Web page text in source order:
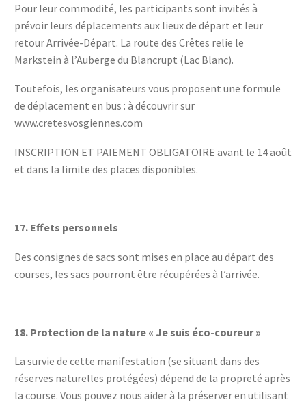
Pour leur commodité, les participants sont invités à
prévoir leurs déplacements aux lieux de départ et leur
retour Arrivée-Départ. La route des Crêtes relie le
Markstein à l’Auberge du Blancrupt (Lac Blanc).
Toutefois, les organisateurs vous proposent une formule
de déplacement en bus : à découvrir sur
www.cretesvosgiennes.com
INSCRIPTION ET PAIEMENT OBLIGATOIRE avant le 14 août
et dans la limite des places disponibles.
17. Effets personnels
Des consignes de sacs sont mises en place au départ des
courses, les sacs pourront être récupérées à l’arrivée.
18. Protection de la nature « Je suis éco-coureur »
La survie de cette manifestation (se situant dans des
réserves naturelles protégées) dépend de la propreté après
la course. Vous pouvez nous aider à la préserver en utilisant